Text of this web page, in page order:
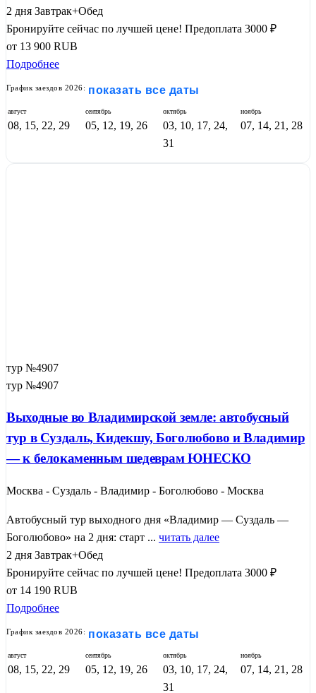
2 дня Завтрак+Обед
Бронируйте сейчас по лучшей цене! Предоплата 3000 ₽
от 13 900 RUB
Подробнее
График заездов 2026: показать все даты
август
08, 15, 22, 29
сентябрь
05, 12, 19, 26
октябрь
03, 10, 17, 24,
31
ноябрь
07, 14, 21, 28
тур №4907
тур №4907
Выходные во Владимирской земле: автобусный
тур в Суздаль, Кидекшу, Боголюбово и Владимир
— к белокаменным шедеврам ЮНЕСКО
Москва - Суздаль - Владимир - Боголюбово - Москва
Автобусный тур выходного дня «Владимир — Суздаль —
Боголюбово» на 2 дня: старт ... читать далее
2 дня Завтрак+Обед
Бронируйте сейчас по лучшей цене! Предоплата 3000 ₽
от 14 190 RUB
Подробнее
График заездов 2026: показать все даты
август
08, 15, 22, 29
сентябрь
05, 12, 19, 26
октябрь
03, 10, 17, 24,
31
ноябрь
07, 14, 21, 28